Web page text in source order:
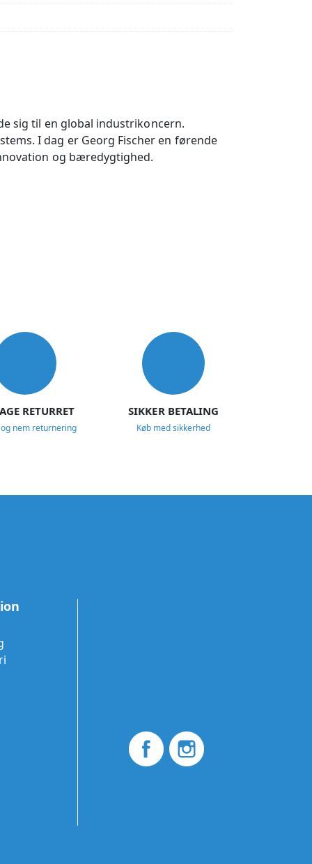
sig til en global industrikoncern.
I dag er Georg Fischer en førende
og bæredygtighed.
RETURRET
nem returnering
SIKKER BETALING
Køb med sikkerhed